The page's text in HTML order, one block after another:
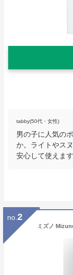
tabby(50代・女性)
男の子に人気の
か。ライトやス
安心して使えます
no. 2